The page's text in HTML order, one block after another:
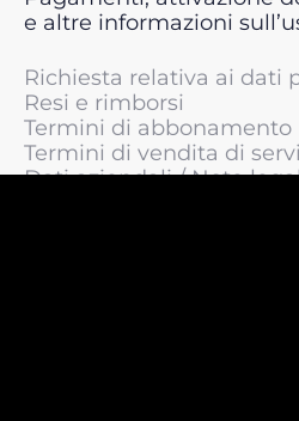
e altre informazioni
Richiesta relativa ai dati
Resi e rimborsi
Termini di abbonamento
Termini di vendita di
Dati aziendali / Note